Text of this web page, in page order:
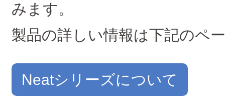
みます。
製品の詳しい情報は下記のペ
Neatシリーズについて